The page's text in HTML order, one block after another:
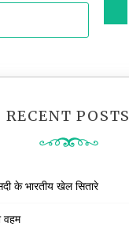
RECENT POSTS
के भारतीय खेल सितारे
वहम